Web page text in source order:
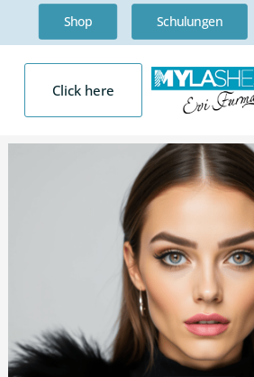
Shop Schulungen
Click here